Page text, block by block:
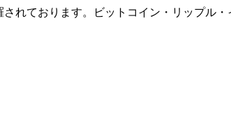
れております。ビットコイン・リップル